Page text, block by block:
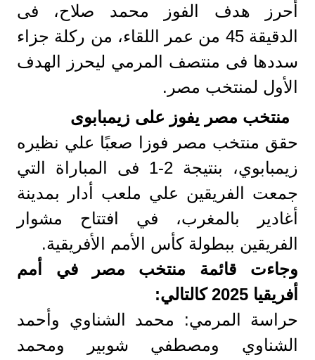
أحرز هدف الفوز محمد صلاح، فى
الدقيقة 45 من عمر اللقاء، من ركلة جزاء
سددها فى منتصف المرمي ليحرز الهدف
الأول لمنتخب مصر.
منتخب مصر يفوز على زيمبابوى
حقق منتخب مصر فوزا صعبًا علي نظيره
زيمبابوي، بنتيجة 2-1 فى المباراة التي
جمعت الفريقين علي ملعب أدار بمدينة
أغادير بالمغرب، في افتتاح مشوار
الفريقين ببطولة كأس الأمم الأفريقية.
وجاءت قائمة منتخب مصر في أمم
أفريقيا 2025 كالتالي:
حراسة المرمي: محمد الشناوي وأحمد
الشناوي ومصطفي شوبير ومحمد